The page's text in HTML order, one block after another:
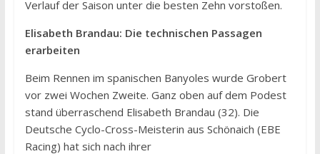
Verlauf der Saison unter die besten Zehn vorstoßen.
Elisabeth Brandau: Die technischen Passagen
erarbeiten
Beim Rennen im spanischen Banyoles wurde Grobert
vor zwei Wochen Zweite. Ganz oben auf dem Podest
stand überraschend Elisabeth Brandau (32). Die
Deutsche Cyclo-Cross-Meisterin aus Schönaich (EBE
Racing) hat sich nach ihrer